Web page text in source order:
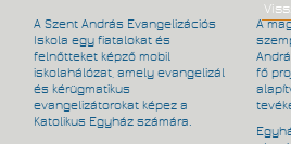
A Szent András Evangelizációs
Iskola egy fiatalokat és
felnőtteket képző mobil
iskolahálózat, amely evangelizál
és kérügmatikus
evangelizátorokat képez a
Katolikus Egyház számára.
A
fő